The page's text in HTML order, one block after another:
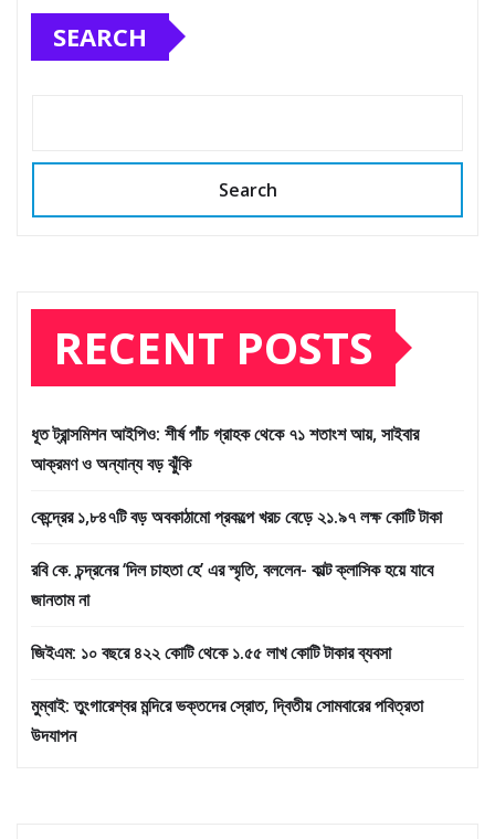
SEARCH
Search
RECENT POSTS
ধূত ট্রান্সমিশন আইপিও: শীর্ষ পাঁচ গ্রাহক থেকে ৭১ শতাংশ আয়, সাইবার
আক্রমণ ও অন্যান্য বড় ঝুঁকি
কেন্দ্রের ১,৮৪৭টি বড় অবকাঠামো প্রকল্পে খরচ বেড়ে ২১.৯৭ লক্ষ কোটি টাকা
রবি কে. চন্দ্রনের ‘দিল চাহতা হে’ এর স্মৃতি, বললেন- কাল্ট ক্লাসিক হয়ে যাবে
জানতাম না
জিইএম: ১০ বছরে ৪২২ কোটি থেকে ১.৫৫ লাখ কোটি টাকার ব্যবসা
মুম্বাই: তুংগারেশ্বর মন্দিরে ভক্তদের স্রোত, দ্বিতীয় সোমবারের পবিত্রতা
উদযাপন